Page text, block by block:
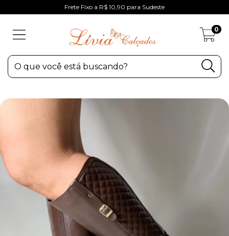
Frete Fixo a R$ 10,90 para Sudeste
0